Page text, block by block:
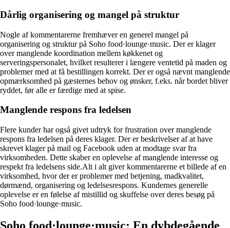
Dårlig organisering og mangel på struktur
Nogle af kommentarerne fremhæver en generel mangel på
organisering og struktur på Soho food·lounge·music. Der er klager
over manglende koordination mellem køkkenet og
serveringspersonalet, hvilket resulterer i længere ventetid på maden og
problemer med at få bestillingen korrekt. Der er også nævnt manglende
opmærksomhed på gæsternes behov og ønsker, f.eks. når bordet bliver
ryddet, før alle er færdige med at spise.
Manglende respons fra ledelsen
Flere kunder har også givet udtryk for frustration over manglende
respons fra ledelsen på deres klager. Der er beskrivelser af at have
skrevet klager på mail og Facebook uden at modtage svar fra
virksomheden. Dette skaber en oplevelse af manglende interesse og
respekt fra ledelsens side.Alt i alt giver kommentarerne et billede af en
virksomhed, hvor der er problemer med betjening, madkvalitet,
dørmænd, organisering og ledelsesrespons. Kundernes generelle
oplevelse er en følelse af mistillid og skuffelse over deres besøg på
Soho food·lounge·music.